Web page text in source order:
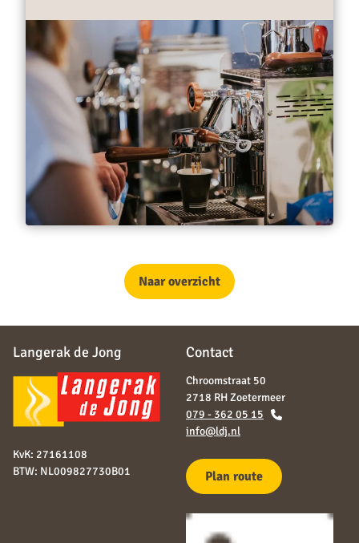
Naar overzicht
Langerak de Jong
KvK: 27161108
BTW: NL009827730B01
Contact
Chroomstraat 50
2718 RH Zoetermeer
079 - 362 05 15
info@ldj.nl
Plan route